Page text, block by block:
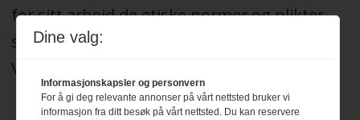
for sitt arbeid de etiske normer og plikter
som er formulert i Norsk Presseforbunds
Vær Varsom-plakat.
Dine valg:
Informasjonskapsler og personvern
For å gi deg relevante annonser på vårt nettsted bruker vi
informasjon fra ditt besøk på vårt nettsted. Du kan reservere